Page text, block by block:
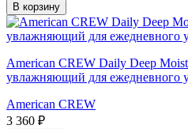
В корзину
American CREW Daily Deep
увлажняющий для ежедневного
American CREW
3 360 ₽